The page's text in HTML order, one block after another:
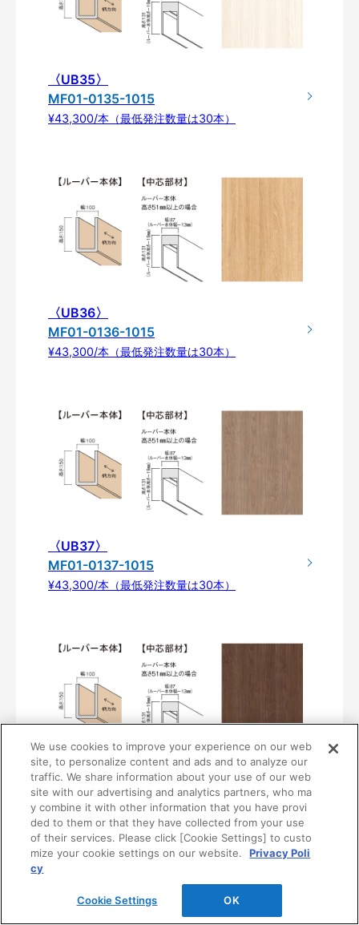
〈UB35〉
MF01-0135-1015
¥43,300/本（最低発注数量は30本）
〈UB36〉
MF01-0136-1015
¥43,300/本（最低発注数量は30本）
〈UB37〉
MF01-0137-1015
¥43,300/本（最低発注数量は30本）
〈UB38〉
MF01-0138-1015
¥43,300/本（最低発注数量は30本）
We use cookies to improve your experience on our web
site, to personalize content and ads and to analyze our
traffic. We share information about your use of our web
site with our advertising and analytics partners, who ma
y combine it with other information that you have provi
ded to them or that they have collected from your use
of their services. Please click [Cookie Settings] to custo
mize your cookie settings on our website.
Privacy Poli
cy
Cookie Settings OK